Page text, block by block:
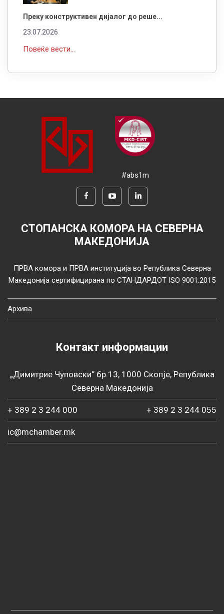
Преку конструктивен дијалог до реше...
23.07.2026
Повеќе вести...
#abs1m
СТОПАНСКА КОМОРА НА СЕВЕРНА
МАКЕДОНИЈА
ПРВА комора и ПРВА институција во Република Северна
Македонија сертифицирана по СТАНДАРДОТ ISO 9001:2015
Архива
Контакт информации
„Димитрие Чуповски“ бр.13, 1000 Скопје, Република
Северна Македонија
+ 389 2 3 244 000 + 389 2 3 244 055
ic@mchamber.mk